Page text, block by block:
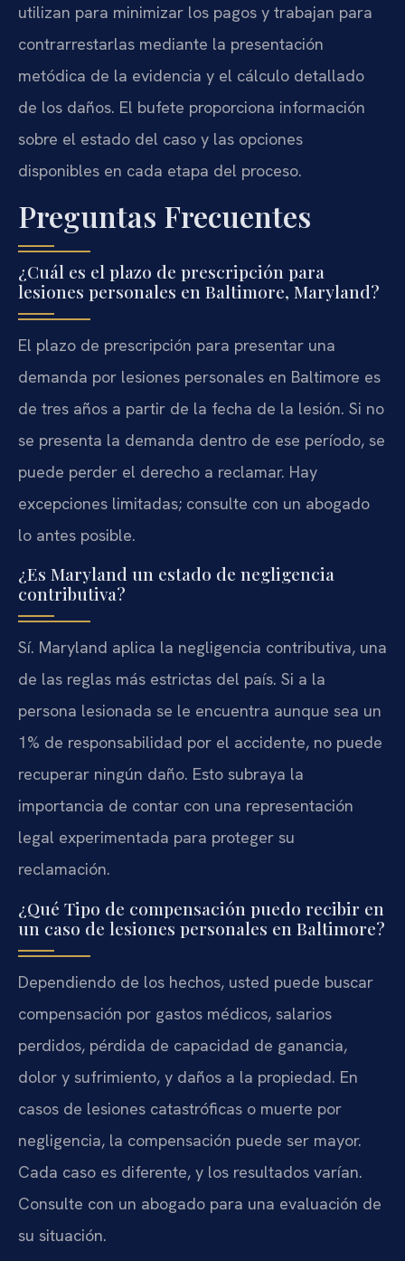
utilizan para minimizar los pagos y trabajan para
contrarrestarlas mediante la presentación
metódica de la evidencia y el cálculo detallado
de los daños. El bufete proporciona información
sobre el estado del caso y las opciones
disponibles en cada etapa del proceso.
Preguntas Frecuentes
¿Cuál es el plazo de prescripción para
lesiones personales en Baltimore, Maryland?
El plazo de prescripción para presentar una
demanda por lesiones personales en Baltimore es
de tres años a partir de la fecha de la lesión. Si no
se presenta la demanda dentro de ese período, se
puede perder el derecho a reclamar. Hay
excepciones limitadas; consulte con un abogado
lo antes posible.
¿Es Maryland un estado de negligencia
contributiva?
Sí. Maryland aplica la negligencia contributiva, una
de las reglas más estrictas del país. Si a la
persona lesionada se le encuentra aunque sea un
1% de responsabilidad por el accidente, no puede
recuperar ningún daño. Esto subraya la
importancia de contar con una representación
legal experimentada para proteger su
reclamación.
¿Qué Tipo de compensación puedo recibir en
un caso de lesiones personales en Baltimore?
Dependiendo de los hechos, usted puede buscar
compensación por gastos médicos, salarios
perdidos, pérdida de capacidad de ganancia,
dolor y sufrimiento, y daños a la propiedad. En
casos de lesiones catastróficas o muerte por
negligencia, la compensación puede ser mayor.
Cada caso es diferente, y los resultados varían.
Consulte con un abogado para una evaluación de
su situación.